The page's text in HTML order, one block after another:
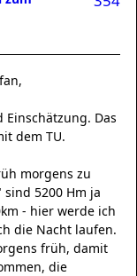
Das
dem TU.
morgens zu
5200 Hm ja
- hier werde ich
die Nacht laufen.
früh, damit
die